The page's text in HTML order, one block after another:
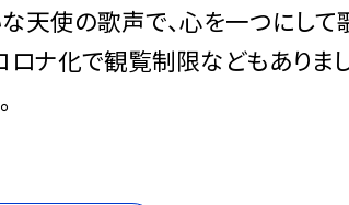
天使の歌声で、心を一つにし
ロナ化で観覧制限などもありま